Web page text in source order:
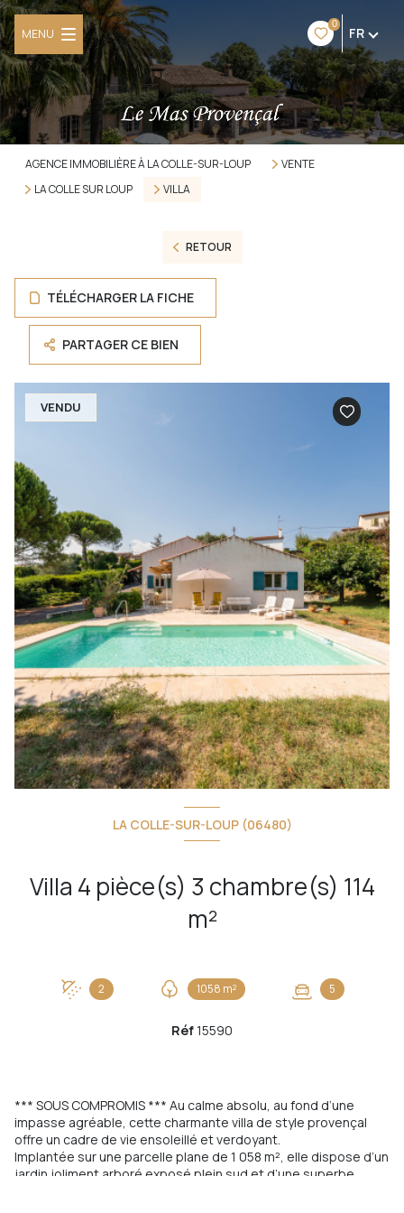
0
FR
MENU
AGENCE IMMOBILIÈRE À LA COLLE-SUR-LOUP
VENTE
LA COLLE SUR LOUP
VILLA
RETOUR
TÉLÉCHARGER LA FICHE
PARTAGER CE BIEN
VENDU
LA COLLE-SUR-LOUP (06480)
Villa 4 pièce(s) 3 chambre(s) 114
m²
2 1058 m² 5
Réf15590
*** SOUS COMPROMIS *** Au calme absolu, au fond d’une
impasse agréable, cette charmante villa de style provençal
offre un cadre de vie ensoleillé et verdoyant.
Implantée sur une parcelle plane de 1 058 m², elle dispose d’un
jardin joliment arboré exposé plein sud et d’une superbe